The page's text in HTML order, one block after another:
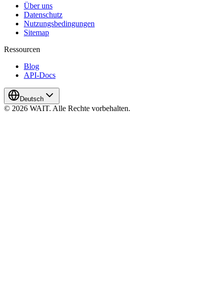
Über uns
Datenschutz
Nutzungsbedingungen
Sitemap
Ressourcen
Blog
API-Docs
Deutsch
© 2026 WAIT. Alle Rechte vorbehalten.